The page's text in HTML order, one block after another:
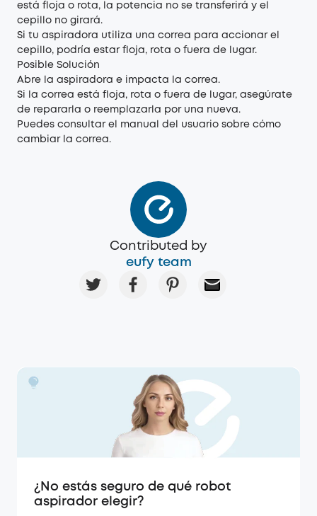
está floja o rota, la potencia no se transferirá y el
cepillo no girará.
Si tu aspiradora utiliza una correa para accionar el
cepillo, podría estar floja, rota o fuera de lugar.
Posible Solución
Abre la aspiradora e impacta la correa.
Si la correa está floja, rota o fuera de lugar, asegúrate
de repararla o reemplazarla por una nueva.
Puedes consultar el manual del usuario sobre cómo
cambiar la correa.
Contributed by
eufy team
¿No estás seguro de qué robot
aspirador elegir?